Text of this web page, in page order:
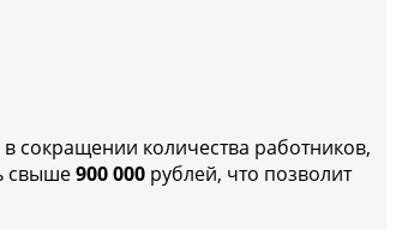
сокращении количества работников,
свыше900 000 рублей, что позволит